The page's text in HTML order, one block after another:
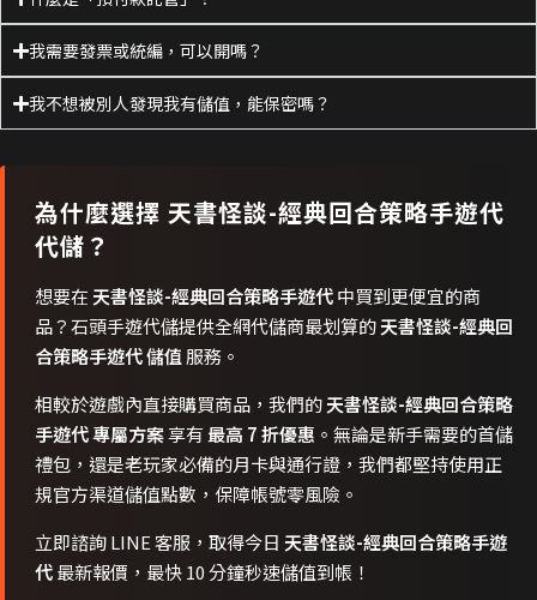
我需要發票或統編，可以開嗎？
我不想被別人發現我有儲值，能保密嗎？
為什麼選擇 天書怪談-經典回合策略手遊代
代儲？
想要在 天書怪談-經典回合策略手遊代中買到更便宜的商
品？石頭手遊代儲提供全網代儲商最划算的天書怪談-經典回
合策略手遊代 儲值服務。
相較於遊戲內直接購買商品，我們的天書怪談-經典回合策略
手遊代 專屬方案享有最高 7 折優惠 。無論是新手需要的首儲
禮包，還是老玩家必備的月卡與通行證，我們都堅持使用正
規官方渠道儲值點數，保障帳號零風險。
立即諮詢 LINE 客服，取得今日 天書怪談-經典回合策略手遊
代最新報價，最快 10 分鐘秒速儲值到帳！